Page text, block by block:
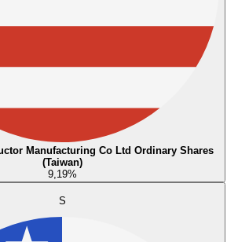
Manufacturing Co Ltd Ordinary Shares
(Taiwan)
9,19%
S